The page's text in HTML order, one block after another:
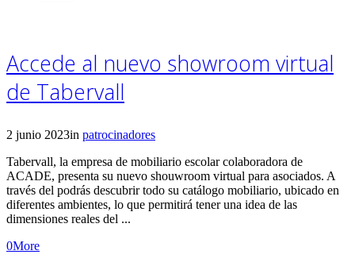
Accede al nuevo showroom virtual
de Tabervall
2 junio 2023in patrocinadores
Tabervall, la empresa de mobiliario escolar colaboradora de
ACADE, presenta su nuevo shouwroom virtual para asociados. A
través del podrás descubrir todo su catálogo mobiliario, ubicado en
diferentes ambientes, lo que permitirá tener una idea de las
dimensiones reales del ...
0More